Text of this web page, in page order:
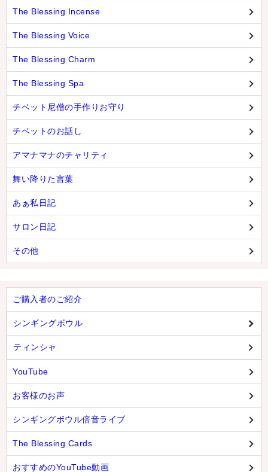
The Blessing Incense
The Blessing Voice
The Blessing Charm
The Blessing Spa
チベット尼僧の手作りお守り
チベットのお話し
アマナマナのチャリティ
舞い降りた言葉
あぁ私日記
サロン日記
その他
ご購入者のご紹介
シンギングボウル
ティンシャ
YouTube
お客様のお声
シンギングボウル倍音ライブ
The Blessing Cards
おすすめのYouTube動画